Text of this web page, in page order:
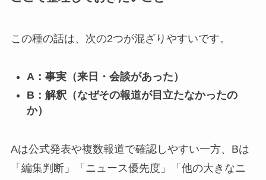
この種の話は、次の2つが混ざりやすいです。
A：事実（来日・会談があった）
B：解釈（なぜその報道が目立たなかったの
か）
Aは公式発表や複数報道で確認しやすい一方、Bは
「編集判断」「ニュース優先度」「他の大きなニ